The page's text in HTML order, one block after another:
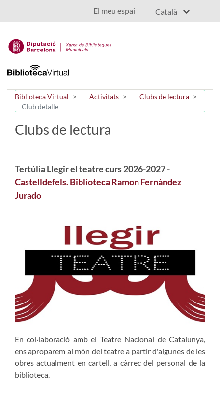
El meu espai
Biblioteca Virtual Activitats
Clubs de lectura
Club detalle
Clubs de lectura
Tertúlia Llegir el teatre curs 2026-2027 -
Castelldefels. Biblioteca Ramon Fernàndez
Jurado
En col·laboració amb el Teatre Nacional de Catalunya,
ens aproparem al món del teatre a partir d'algunes de les
obres actualment en cartell, a càrrec del personal de la
biblioteca.